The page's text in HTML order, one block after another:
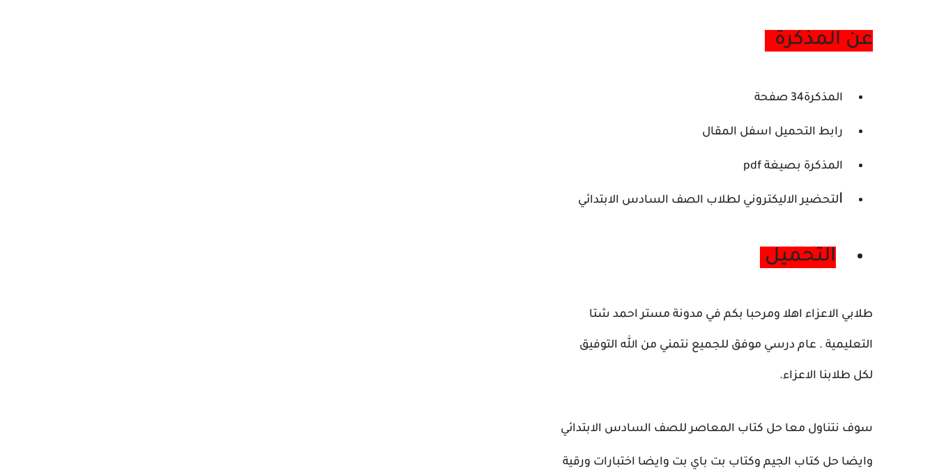
عن المذكرة
المذكرة34 صفحة
رابط التحميل اسفل المقال
المذكرة بصيغة pdf
التحضير الاليكتروني لطلاب الصف السادس الابتدائي
التحميل
طلابي الاعزاء اهلا ومرحبا بكم في مدونة مستر احمد شتا
التعليمية . عام درسي موفق للجميع نتمني من الله التوفيق
لكل طلابنا الاعزاء.
سوف نتناول معا حل كتاب المعاصر للصف السادس الابتدائي
وايضا حل كتاب الجيم وكتاب بت باي بت وايضا اختبارات ورقية